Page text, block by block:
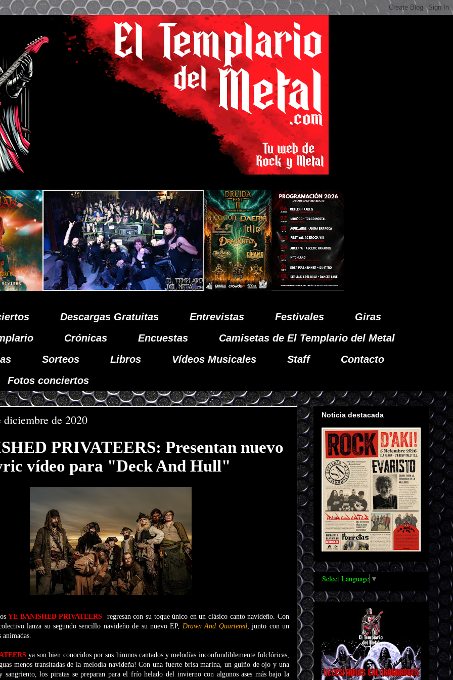
Descargas Gratuitas Entrevistas Festivales
Giras
Crónicas Encuestas
Camisetas de El Templario del Metal
Sorteos Libros Vídeos Musicales Staff
Contacto
Fotos conciertos
de 2020
PRIVATEERS: Presentan nuevo
vídeo para "Deck And Hull"
YE BANISHED PRIVATEERS
regresan con su toque único en un clásico canto navideño. Con
lanza su segundo sencillo navideño de su nuevo EP, Drawn And Quartered, junto con un
ya son bien conocidos por sus himnos cantados y melodías inconfundiblemente folclóricas,
menos transitadas de la melodía navideña! Con una fuerte brisa marina, un guiño de ojo y una
sangriento, los piratas se preparan para el frío helado del invierno con algunos ases más bajo la
Noticia destacada
Select Language ▼